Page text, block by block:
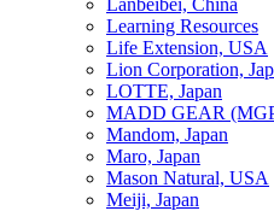
Lanbeibei, China
Learning Resources
Life Extension, USA
Lion Corporation,
LOTTE, Japan
MADD GEAR
Mandom, Japan
Maro, Japan
Mason Natural, USA
Meiji, Japan